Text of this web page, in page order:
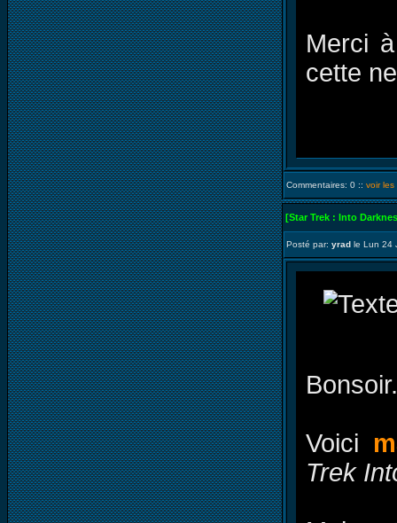
Merci
cette
Commentaires: 0 :: voir les
[Star Trek : Into
Posté par: yrad le Lun 24
Voici
Trek